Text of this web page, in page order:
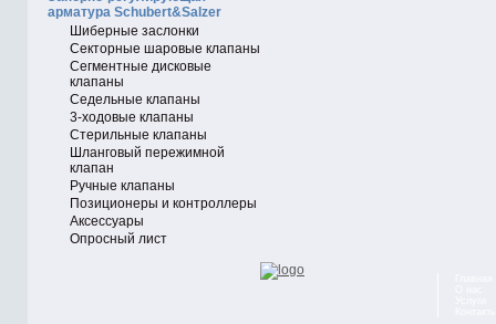
арматура Schubert&Salzer
Шиберные заслонки
Секторные шаровые клапаны
Сегментные дисковые
клапаны
Седельные клапаны
3-ходовые клапаны
Стерильные клапаны
Шланговый пережимной
клапан
Ручные клапаны
Позиционеры и контроллеры
Аксессуары
Опросный лист